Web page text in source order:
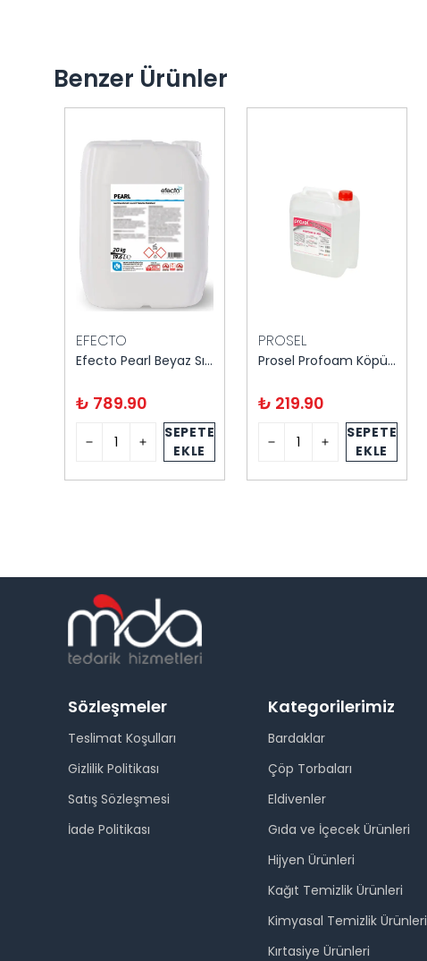
Benzer Ürünler
EFECTO
Efecto Pearl Beyaz Sıvı Sabun 20 kg
₺ 789.90
SEPETE
EKLE
PROSEL
Prosel Profoam Köpük Sabun 5 kg
₺ 219.90
SEPETE
EKLE
Sözleşmeler
Teslimat Koşulları
Gizlilik Politikası
Satış Sözleşmesi
İade Politikası
Kategorilerimiz
Bardaklar
Çöp Torbaları
Eldivenler
Gıda ve İçecek Ürünleri
Hijyen Ürünleri
Kağıt Temizlik Ürünleri
Kimyasal Temizlik Ürünleri
Kırtasiye Ürünleri